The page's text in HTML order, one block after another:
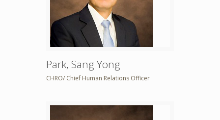
Park, Sang Yong
CHRO/ Chief Human Relations Officer